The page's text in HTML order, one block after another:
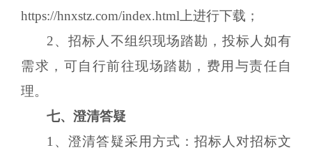
https://hnxstz.com/index.html 上进行下载；
2、招标人不组织现场踏勘，投标人如有
需求，可自行前往现场踏勘，费用 与责任自
理。
七、澄清答疑
1、澄清答疑采用方式：招标人对招标文